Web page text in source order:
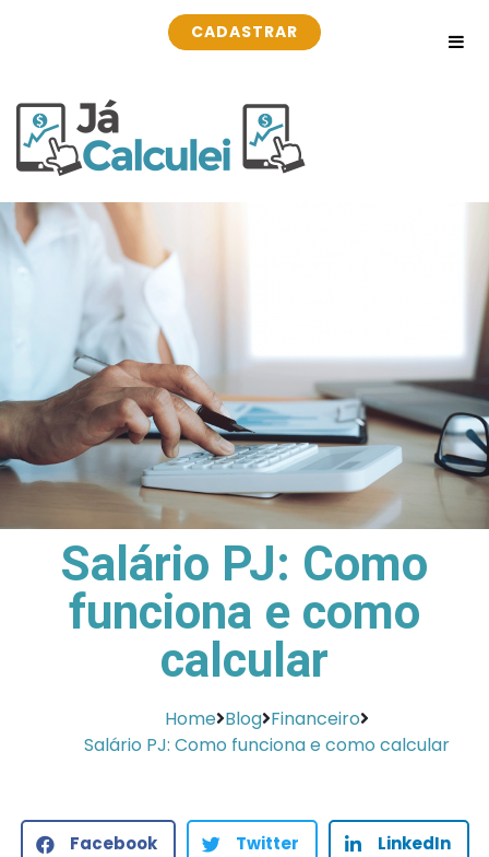
CADASTRAR
Salário PJ: Como
funciona e como
calcular
Home Blog Financeiro
Salário PJ: Como funciona e como calcular
Facebook Twitter LinkedIn